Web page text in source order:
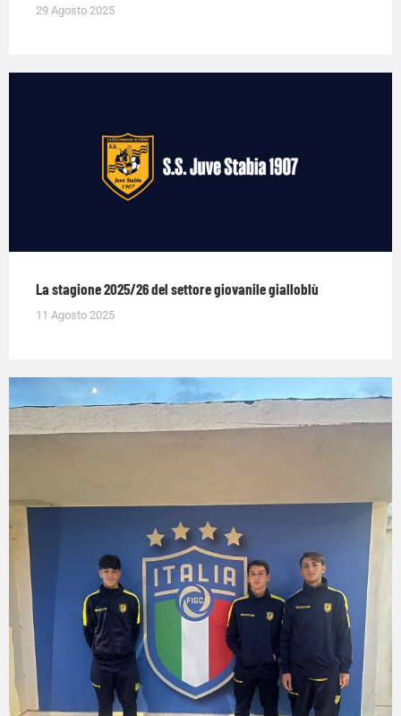
29 Agosto 2025
La stagione 2025/26 del settore giovanile gialloblù
11 Agosto 2025